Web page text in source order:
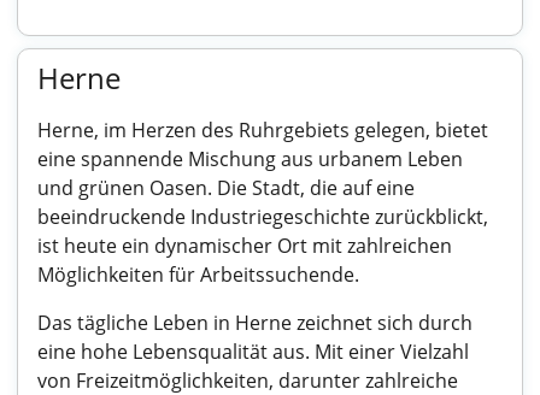
Herne
Herne, im Herzen des Ruhrgebiets gelegen, bietet
eine spannende Mischung aus urbanem Leben
und grünen Oasen. Die Stadt, die auf eine
beeindruckende Industriegeschichte zurückblickt,
ist heute ein dynamischer Ort mit zahlreichen
Möglichkeiten für Arbeitssuchende.
Das tägliche Leben in Herne zeichnet sich durch
eine hohe Lebensqualität aus. Mit einer Vielzahl
von Freizeitmöglichkeiten, darunter zahlreiche